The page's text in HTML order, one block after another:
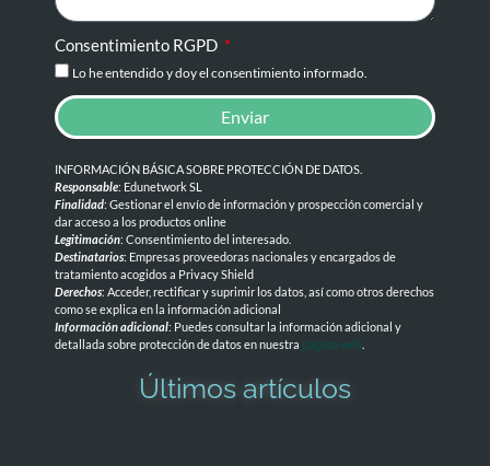
Consentimiento RGPD
Lo he entendido y doy el consentimiento informado.
Enviar
INFORMACIÓN BÁSICA SOBRE PROTECCIÓN DE DATOS
Responsable: Edunetwork SL
Finalidad: Gestionar el envío de información y prospección comercial y
dar acceso a los productos online
Legitimación: Consentimiento del interesado.
Destinatarios: Empresas proveedoras nacionales y encargados de
tratamiento acogidos a Privacy Shield
Derechos: Acceder, rectificar y suprimir los datos, así como otros derechos
como se explica en la información adicional
Información adicional: Puedes consultar la información adicional y
detallada sobre protección de datos en nuestra página web
Últimos artículos